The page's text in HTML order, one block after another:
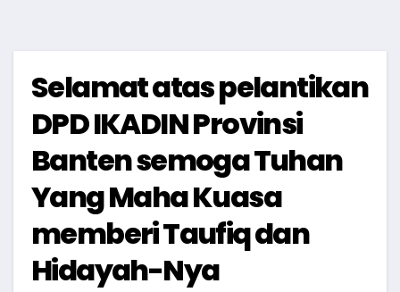
Selamat atas pelantikan
DPD IKADIN Provinsi
Banten semoga Tuhan
Yang Maha Kuasa
memberi Taufiq dan
Hidayah-Nya